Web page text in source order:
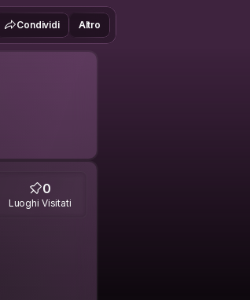
Condividi Altro
0
Luoghi Visitati